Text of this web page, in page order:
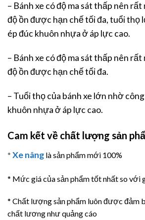
– Bánh xe có độ ma sát thấp nên
độ ồn được hạn chế tối đa, tuổi thọ
ép đúc khuôn nhựa ở áp lực cao.
– Bánh xe có độ ma sát thấp nên
độ ồn được hạn chế tối đa.
– Tuổi thọ của bánh xe lớn nhờ
khuôn nhựa ở áp lực cao.
Cam kết về chất lượng sản
* Xe nâng là sản phẩm mới 100%
* Mức giá của sản phẩm tốt nhất so với
* Chất lượng sản phẩm luôn được đảm
chất lương như quảng cáo